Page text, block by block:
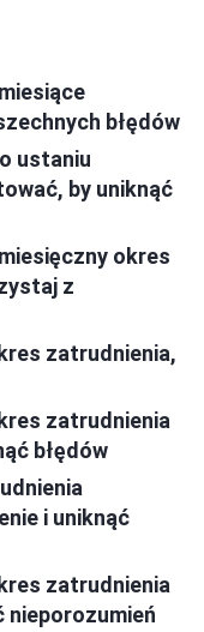
błędów
ustaniu
by uniknąć
okres
z
zatrudnienia,
zatrudnienia
błędów
i uniknąć
zatrudnienia
nieporozumień